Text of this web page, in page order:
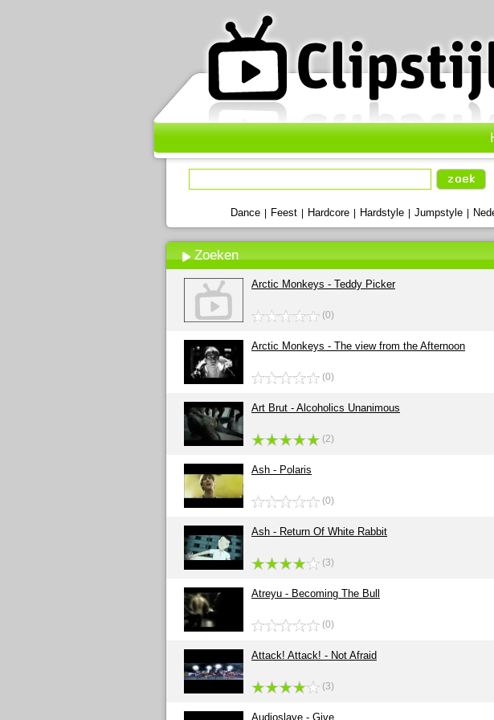
Dance Feest Hardcore Hardstyle Jumpstyle
Zoeken
Arctic Monkeys - Teddy Picker
(0)
Arctic Monkeys - The view from the Afternoon
(0)
Art Brut - Alcoholics Unanimous
(2)
Ash - Polaris
(0)
Ash - Return Of White Rabbit
(3)
Atreyu - Becoming The Bull
(0)
Attack! Attack! - Not Afraid
(3)
Audioslave - Give